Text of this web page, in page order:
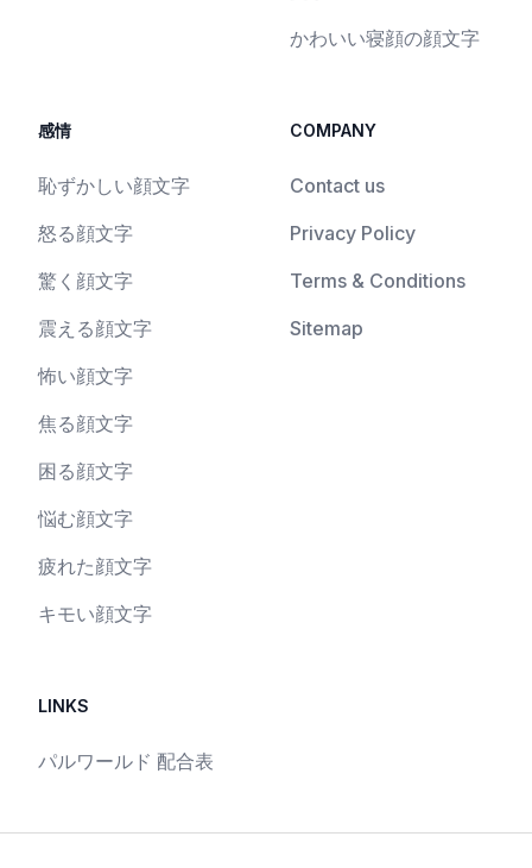
かわいい寝顔の顔文字
感情
恥ずかしい顔文字
怒る顔文字
驚く顔文字
震える顔文字
怖い顔文字
焦る顔文字
困る顔文字
悩む顔文字
疲れた顔文字
キモい顔文字
COMPANY
Contact us
Privacy Policy
Terms & Conditions
Sitemap
LINKS
パルワールド 配合表